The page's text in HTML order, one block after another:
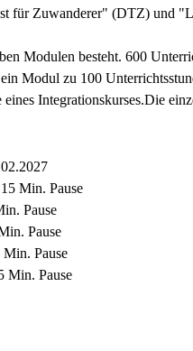
für Zuwanderer" (DTZ) und
Modulen besteht. 600
Modul zu 100
Integrationskurses.Die
Min. Pause
Pause
Pause
Pause
Min. Pause